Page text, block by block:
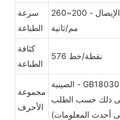
سرعة
الطباعة
قالب الملصق - 152 مم/ثانية؛ قالب الإيصال - 200~260
مم/ثانية
كثافة
الطباعة
576 نقطة/خط
مجموعة
الأحرف
الصينية - GB18030
إلى ذلك حسب الطلب
أحدث المعلومات)